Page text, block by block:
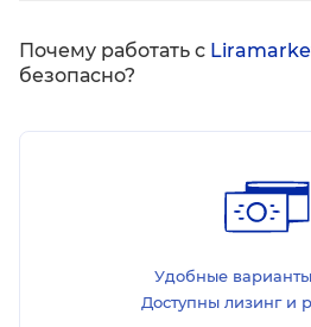
Почему работать с
безопасно?
Удобные
Доступны лизинг и